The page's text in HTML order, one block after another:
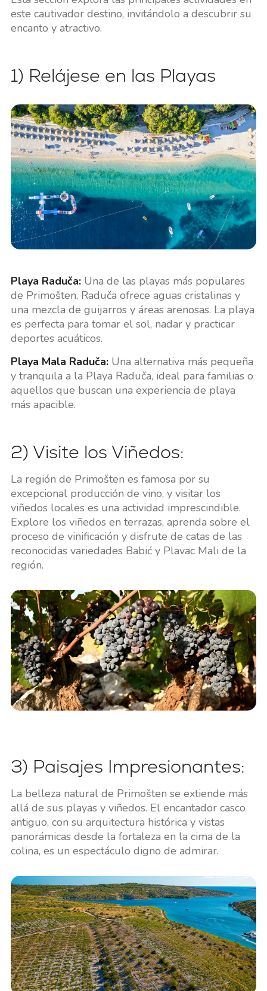
este cautivador destino, invitándolo a descubrir su
encanto y atractivo.
1) Relájese en las Playas
Playa Raduča:Una de las playas más populares
de Primošten, Raduča ofrece aguas cristalinas y
una mezcla de guijarros y áreas arenosas. La playa
es perfecta para tomar el sol, nadar y practicar
deportes acuáticos.
Playa Mala Raduča:Una alternativa más pequeña
y tranquila a la Playa Raduča, ideal para familias o
aquellos que buscan una experiencia de playa
más apacible.
2) Visite los Viñedos:
La región de Primošten es famosa por su
excepcional producción de vino, y visitar los
viñedos locales es una actividad imprescindible.
Explore los viñedos en terrazas, aprenda sobre el
proceso de vinificación y disfrute de catas de las
reconocidas variedades Babić y Plavac Mali de la
región.
3) Paisajes Impresionantes:
La belleza natural de Primošten se extiende más
allá de sus playas y viñedos. El encantador casco
antiguo, con su arquitectura histórica y vistas
panorámicas desde la fortaleza en la cima de la
colina, es un espectáculo digno de admirar.